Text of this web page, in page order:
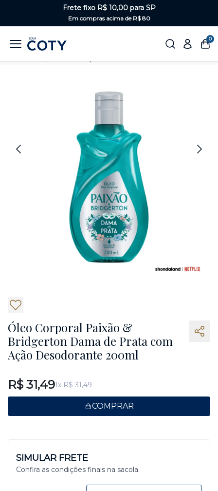
Frete fixo R$ 10,00 para SP
Em compras acima de R$ 80
0
Óleo Corporal Paixão &
Bridgerton Dama de Prata com
Ação Desodorante 200ml
R$ 31,491x R$ 31,49
COMPRAR
SIMULAR FRETE
Confira as condições finais na sacola.